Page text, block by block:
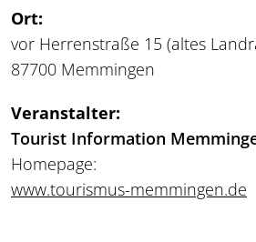
Ort:
vor Herrenstraße 15 (altes
87700 Memmingen
Veranstalter:
Tourist Information
Homepage:
www.tourismus-memmingen.de